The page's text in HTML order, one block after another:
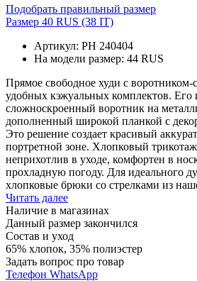
Подобрать правильный размер
Размер 40 RUS (38 IT)
Артикул: PH 240404
На модели размер: 44 RUS
Прямое свободное худи с воротником-
удобных кэжуальных комплектов.
сложноскроенный воротник на
дополненный широкой планкой с
Это решение создает красивый
портретной зоне. Хлопковый
неприхотлив в уходе, комфортен в
прохладную погоду. Для идеального
хлопковые брюки со стрелками из
Читать далее
Наличие в магазинах
Данный размер закончился
Состав и уход
65% хлопок, 35% полиэстер
Задать вопрос про товар
Телефон WhatsApp